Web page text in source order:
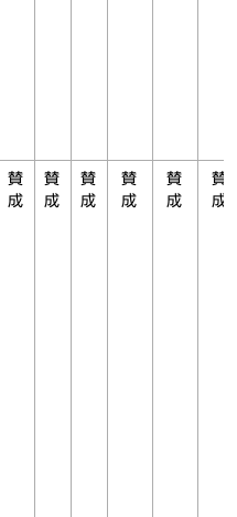
賛
成
賛
成
賛
成
賛
成
賛
成
賛
成